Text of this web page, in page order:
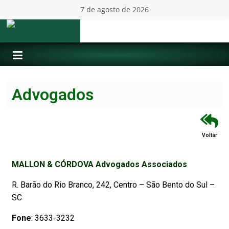
7 de agosto de 2026
Advogados
Voltar
MALLON & CÓRDOVA Advogados Associados
R. Barão do Rio Branco, 242, Centro – São Bento do Sul –
SC
Fone: 3633-3232